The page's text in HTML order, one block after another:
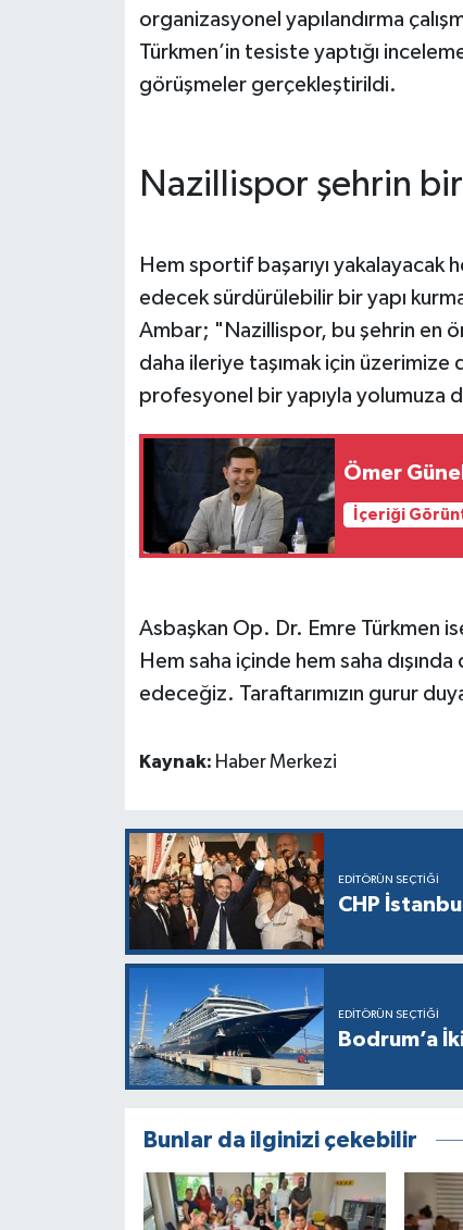
organizasyonel yapılandırma
Türkmen’in tesiste yaptığı
görüşmeler gerçekleştirildi.
Nazillispor şehrin
Hem sportif başarıyı yakalayacak
edecek sürdürülebilir bir yapı
Ambar; "Nazillispor, bu şehrin en
daha ileriye taşımak için üzerimize
profesyonel bir yapıyla yolumuza
Ömer
İçeriği
Asbaşkan Op. Dr. Emre Türkmen
Hem saha içinde hem saha
edeceğiz. Taraftarımızın gurur
Kaynak: Haber Merkezi
EDITÖRÜN SEÇTIĞI
CHP
EDITÖRÜN SEÇTIĞI
Bodrum’a
Bunlar da ilginizi çekebilir